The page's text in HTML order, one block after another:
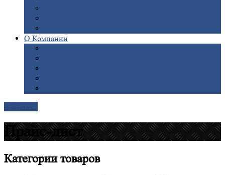
О Компании
Прайс-лист
Категориитоваров